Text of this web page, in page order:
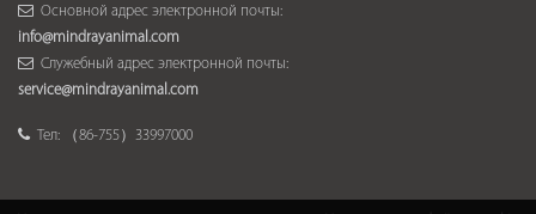
Основной адрес электронной почты:
info@mindrayanimal.com
Служебный адрес электронной почты:
service@mindrayanimal.com
Тел: （86-755）33997000